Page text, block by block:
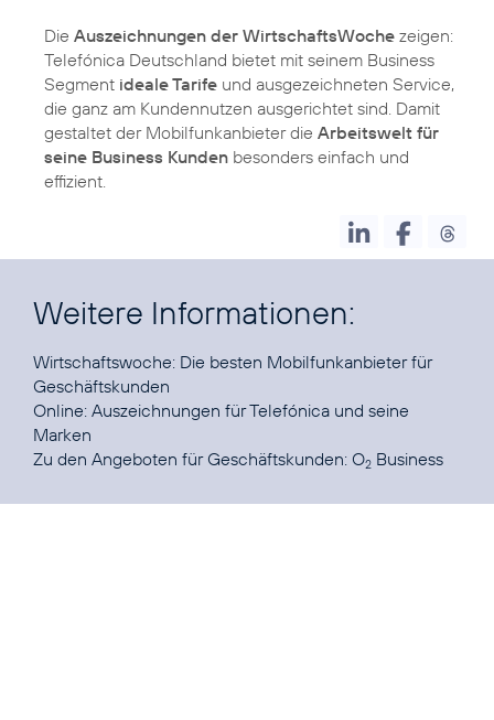
Die Auszeichnungen der WirtschaftsWoche zeigen:
Telefónica Deutschland bietet mit seinem Business
Segment ideale Tarife und ausgezeichneten Service,
die ganz am Kundennutzen ausgerichtet sind. Damit
gestaltet der Mobilfunkanbieter die Arbeitswelt für
seine Business Kunden besonders einfach und
effizient.
Weitere Informationen:
Wirtschaftswoche: Die besten Mobilfunkanbieter für
Geschäftskunden
Online: Auszeichnungen für Telefónica und seine
Marken
Zu den Angeboten für Geschäftskunden: O2 Business